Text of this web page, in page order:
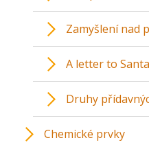
Zamyšlení nad
A letter to Santa
Druhy
Chemické prvky